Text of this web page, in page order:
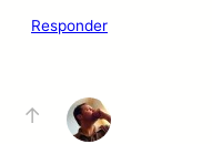
Responder